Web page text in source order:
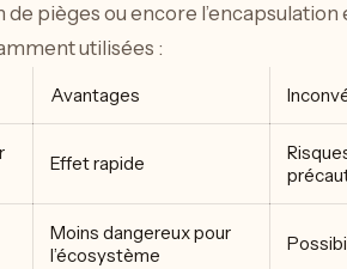
de pièges ou encore
utilisées :
Avantages
Effet rapide
Moins dangereux pour
l’écosystème